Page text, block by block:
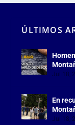
ÚLTIMOS
Jul 18,
En
Jul 18,